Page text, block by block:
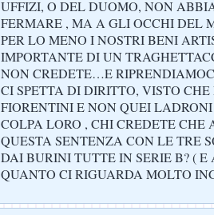
UFFIZI, O DEL DUOMO, NON
FERMARE , MA A GLI OCCHI DEL
PER LO MENO I NOSTRI BENI
IMPORTANTE DI UN
NON CREDETE…E
CI SPETTA DI DIRITTO, VISTO
FIORENTINI E NON QUEI
COLPA LORO , CHI CREDETE CHE
QUESTA SENTENZA CON LE TRE
DAI BURINI TUTTE IN SERIE B? ( E
QUANTO CI RIGUARDA MOLTO